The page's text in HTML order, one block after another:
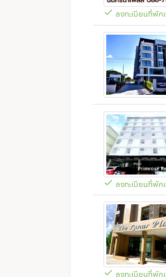
ลงทะเบียนที่พัก
ลงทะเบียนที่พัก
ลงทะเบียนที่พัก